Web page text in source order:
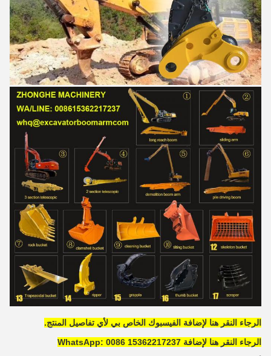
الرجاء النقر هنا لإضافة الفيسبوك الخاص بي لأي تفاصيل المنتج.
الرجاء النقر هنا لإضافة WhatsApp: 0086 15362217237